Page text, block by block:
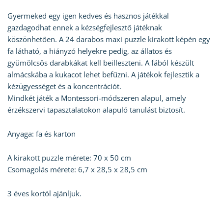
Gyermeked egy igen kedves és hasznos játékkal
gazdagodhat ennek a kézségfejlesztő játéknak
köszönhetően. A 24 darabos maxi puzzle kirakott képén egy
fa látható, a hiányzó helyekre pedig, az állatos és
gyümölcsös darabkákat kell beilleszteni. A fából készült
almácskába a kukacot lehet befűzni. A játékok fejlesztik a
kézügyességet és a koncentrációt.
Mindkét játék a Montessori-módszeren alapul, amely
érzékszervi tapasztalatokon alapuló tanulást biztosít.
Anyaga: fa és karton
A kirakott puzzle mérete: 70 x 50 cm
Csomagolás mérete: 6,7 x 28,5 x 28,5 cm
3 éves kortól ajánljuk.